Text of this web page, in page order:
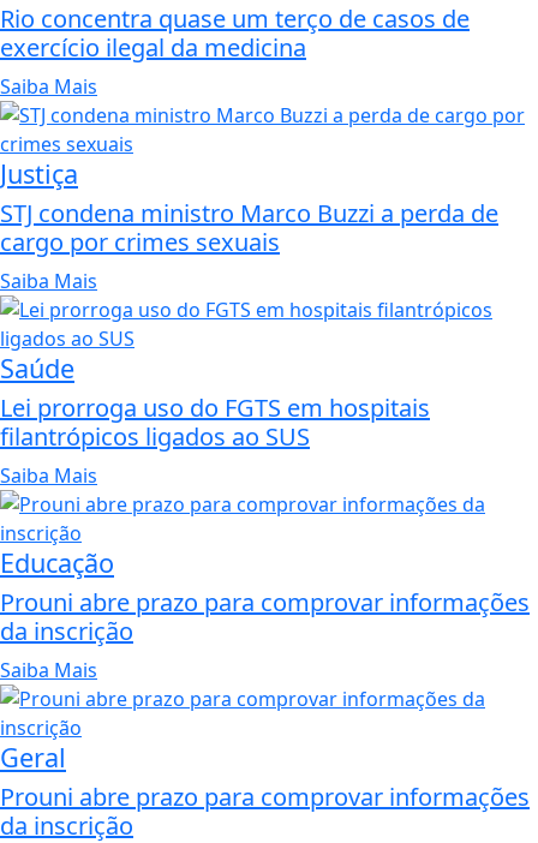
Rio concentra quase um terço de casos de
exercício ilegal da medicina
Saiba Mais
Justiça
STJ condena ministro Marco Buzzi a perda de
cargo por crimes sexuais
Saiba Mais
Saúde
Lei prorroga uso do FGTS em hospitais
filantrópicos ligados ao SUS
Saiba Mais
Educação
Prouni abre prazo para comprovar informações
da inscrição
Saiba Mais
Geral
Prouni abre prazo para comprovar informações
da inscrição